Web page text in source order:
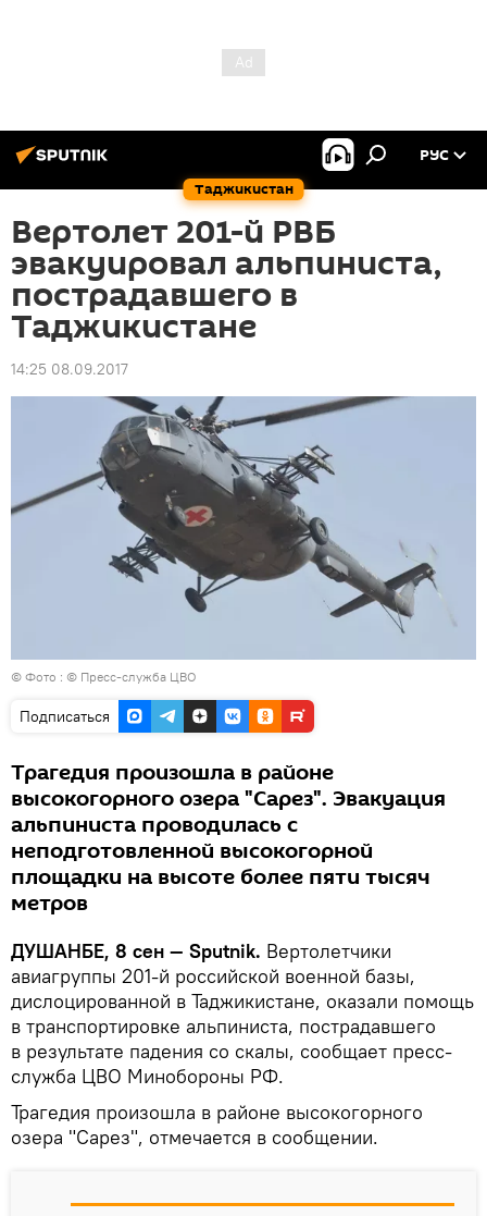
Таджикистан
РУС
Вертолет 201-й РВБ
эвакуировал альпиниста,
пострадавшего в
Таджикистане
14:25 08.09.2017
© Фото : © Пресс-служба ЦВО
Подписаться
Трагедия произошла в районе
высокогорного озера "Сарез". Эвакуация
альпиниста проводилась с
неподготовленной высокогорной
площадки на высоте более пяти тысяч
метров
ДУШАНБЕ, 8 сен — Sputnik. Вертолетчики
авиагруппы 201-й российской военной базы,
дислоцированной в Таджикистане, оказали помощь
в транспортировке альпиниста, пострадавшего
в результате падения со скалы, сообщает пресс-
служба ЦВО Минобороны РФ.
Трагедия произошла в районе высокогорного
озера "Сарез", отмечается в сообщении.